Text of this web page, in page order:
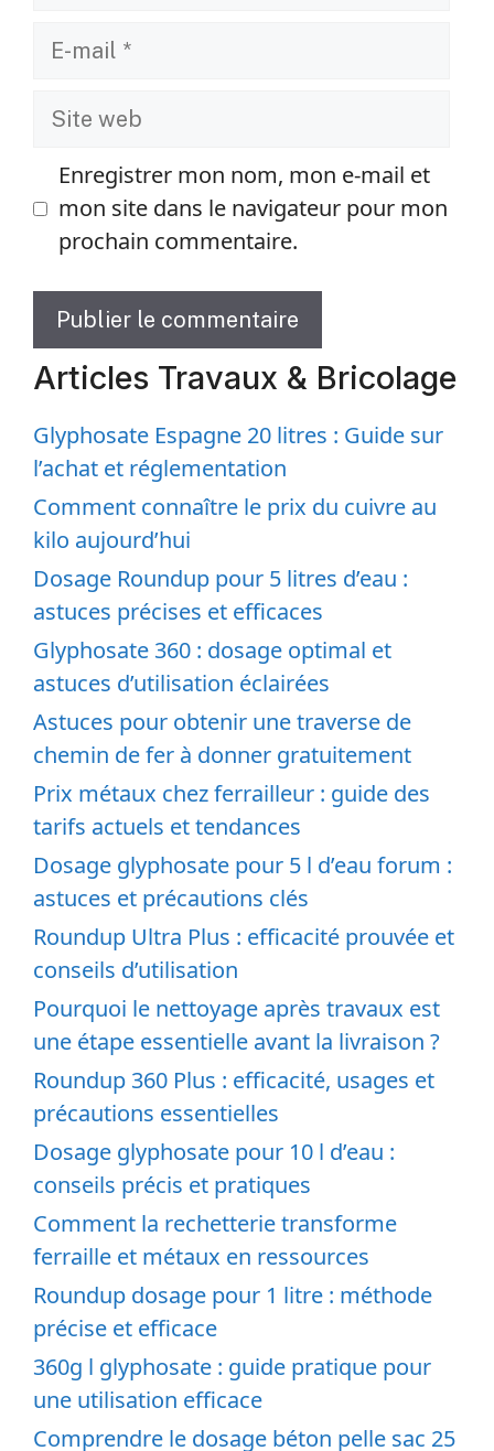
Site
Enregistrer mon nom, mon e-mail et
mon site dans le navigateur pour mon
prochain commentaire.
Articles Travaux & Bricolage
Glyphosate Espagne 20 litres : Guide sur
l’achat et réglementation
Comment connaître le prix du cuivre au
kilo aujourd’hui
Dosage Roundup pour 5 litres d’eau :
astuces précises et efficaces
Glyphosate 360 : dosage optimal et
astuces d’utilisation éclairées
Astuces pour obtenir une traverse de
chemin de fer à donner gratuitement
Prix métaux chez ferrailleur : guide des
tarifs actuels et tendances
Dosage glyphosate pour 5 l d’eau forum :
astuces et précautions clés
Roundup Ultra Plus : efficacité prouvée et
conseils d’utilisation
Pourquoi le nettoyage après travaux est
une étape essentielle avant la livraison ?
Roundup 360 Plus : efficacité, usages et
précautions essentielles
Dosage glyphosate pour 10 l d’eau :
conseils précis et pratiques
Comment la rechetterie transforme
ferraille et métaux en ressources
Roundup dosage pour 1 litre : méthode
précise et efficace
360g l glyphosate : guide pratique pour
une utilisation efficace
Comprendre le dosage béton pelle sac 25